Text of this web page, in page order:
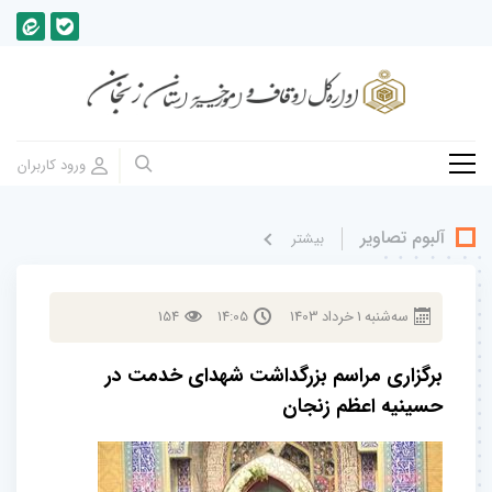
آلبوم تصاویر بيشتر
سه‌شنبه1خرداد 1403
14:05
154
برگزاری مراسم بزرگداشت شهدای خدمت در
حسینیه اعظم زنجان